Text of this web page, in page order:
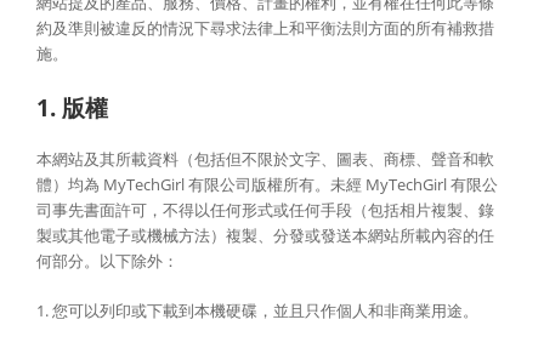
約及準則被違反的情況下尋求法律上和平衡法則方面的所有補救措
施。
1. 版權
本網站及其所載資料（包括但不限於文字、圖表、商標、聲音和軟
體）均為 MyTechGirl 有限公司版權所有。未經 MyTechGirl 有限公
司事先書面許可，不得以任何形式或任何手段（包括相片複製、錄
製或其他電子或機械方法）複製、分發或發送本網站所載內容的任
何部分。以下除外：
1. 您可以列印或下載到本機硬碟，並且只作個人和非商業用途。